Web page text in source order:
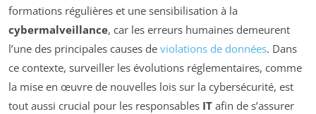
formations régulières et une sensibilisation à la
cybermalveillance, car les erreurs humaines demeurent
l’une des principales causes de violations de données. Dans
ce contexte, surveiller les évolutions réglementaires, comme
la mise en œuvre de nouvelles lois sur la cybersécurité, est
tout aussi crucial pour les responsables IT afin de s’assurer